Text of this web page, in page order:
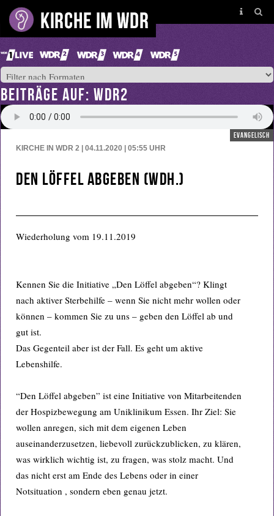
BEITRÄGE AUF: WDR2
evangelisch
KIRCHE IN WDR 2 | 04.11.2020 | 05:55 UHR
Den Löffel abgeben (Wdh.)
Wiederholung vom 19.11.2019
Kennen Sie die Initiative „Den Löffel abgeben“? Klingt
nach aktiver Sterbehilfe – wenn Sie nicht mehr wollen oder
können – kommen Sie zu uns – geben den Löffel ab und
gut ist.
Das Gegenteil aber ist der Fall. Es geht um aktive
Lebenshilfe.
“Den Löffel abgeben” ist eine Initiative von Mitarbeitenden
der Hospizbewegung am Uniklinikum Essen. Ihr Ziel: Sie
wollen anregen, sich mit dem eigenen Leben
auseinanderzusetzen, liebevoll zurückzublicken, zu klären,
was wirklich wichtig ist, zu fragen, was stolz macht. Und
das nicht erst am Ende des Lebens oder in einer
Notsituation , sondern eben genau jetzt.